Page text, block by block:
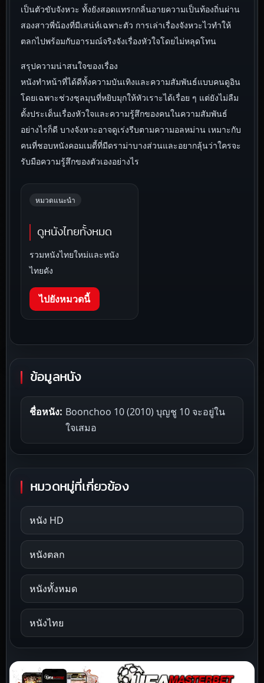
เป็นตัวขับจังหวะ ทั้งยังสอดแทรกกลิ่นอายความเป็นท้องถิ่นผ่าน
สองสาวพี่น้องที่มีเสน่ห์เฉพาะตัว การเล่าเรื่องจังหวะไวทำให้
ตลกไปพร้อมกับอารมณ์จริงจังเรื่องหัวใจโดยไม่หลุดโทน
สรุปความน่าสนใจของเรื่อง
หนังทำหน้าที่ได้ดีทั้งความบันเทิงและความสัมพันธ์แบบคนดูอิน
โดยเฉพาะช่วงชุลมุนที่หยิบมุกให้หัวเราะได้เรื่อย ๆ แต่ยังไม่ลืม
ตั้งประเด็นเรื่องหัวใจและความรู้สึกของคนในความสัมพันธ์
อย่างไรก็ดี บางจังหวะอาจดูเร่งรีบตามความอลหม่าน เหมาะกับ
คนที่ชอบหนังคอมเมดี้ที่มีดราม่าบางส่วนและอยากลุ้นว่าใครจะ
รับมือความรู้สึกของตัวเองอย่างไร
หมวดแนะนำ
ดูหนังไทยทั้งหมด
รวมหนังไทยใหม่และหนัง
ไทยดัง
ไปยังหมวดนี้
ข้อมูลหนัง
ชื่อหนัง: Boonchoo 10 (2010) บุญชู 10 จะอยู่ใน
ใจเสมอ
หมวดหมู่ที่เกี่ยวข้อง
หนัง HD
หนังตลก
หนังทั้งหมด
หนังไทย